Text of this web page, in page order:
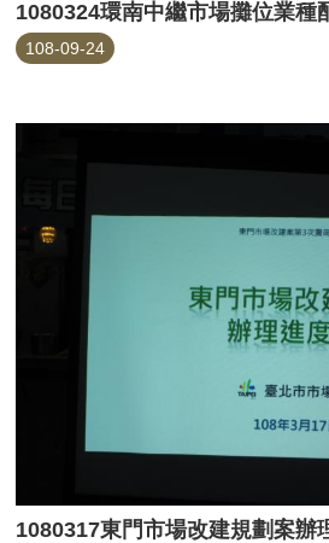
1080324環南中繼市場攤位業種
108-09-24
1080317東門市場改建規劃案辦